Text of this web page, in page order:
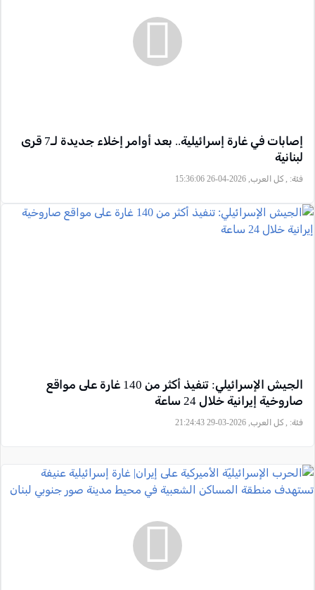
إصابات في غارة إسرائيلية.. بعد أوامر إخلاء جديدة لـ7 قرى
لبنانية
فئة: , كل العرب, 2026-04-26 15:36:06
الجيش الإسرائيلي: تنفيذ أكثر من 140 غارة على مواقع
صاروخية إيرانية خلال 24 ساعة
فئة: , كل العرب, 2026-03-29 21:24:43